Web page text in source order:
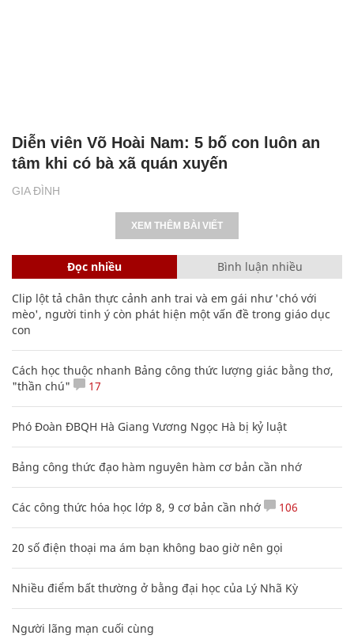
GIA ĐÌNH
Diễn viên Võ Hoài Nam: 5 bố con luôn an
tâm khi có bà xã quán xuyến
XEM THÊM BÀI VIẾT
Đọc nhiều Bình luận nhiều
Clip lột tả chân thực cảnh anh trai và em gái như 'chó với
mèo', người tinh ý còn phát hiện một vấn đề trong giáo dục
con
Cách học thuộc nhanh Bảng công thức lượng giác bằng thơ,
"thần chú"
17
Phó Đoàn ĐBQH Hà Giang Vương Ngọc Hà bị kỷ luật
Bảng công thức đạo hàm nguyên hàm cơ bản cần nhớ
Các công thức hóa học lớp 8, 9 cơ bản cần nhớ 106
20 số điện thoại ma ám bạn không bao giờ nên gọi
Nhiều điểm bất thường ở bằng đại học của Lý Nhã Kỳ
Người lãng mạn cuối cùng